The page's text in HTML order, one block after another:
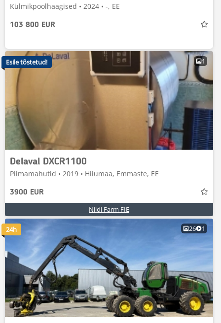
Külmikpoolhaagised • 2024 • -, EE
103 800 EUR
1
Delaval DXCR1100
Piimamahutid • 2019 • Hiiumaa, Emmaste, EE
3900 EUR
Niidi Farm FIE
Esile tõstetud!
26 1
24h